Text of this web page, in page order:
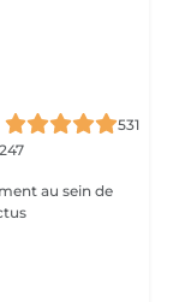
531
au sein de